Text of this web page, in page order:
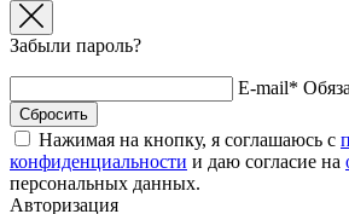
Забыли пароль?
E-mail*
Нажимая на кнопку, я соглашаюсь с
конфиденциальности и даю согласие на
персональных данных.
Авторизация